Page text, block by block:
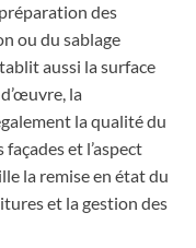
des
ou du sablage
aussi la surface
la
la qualité du
et l’aspect
la remise en état du
et la gestion des